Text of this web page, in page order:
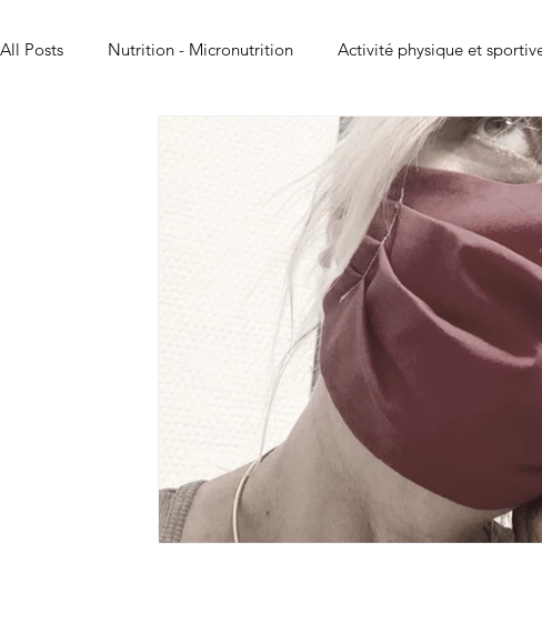
All Posts Nutrition - Micronutrition Activité physique et
Mamie blue Pédagogie